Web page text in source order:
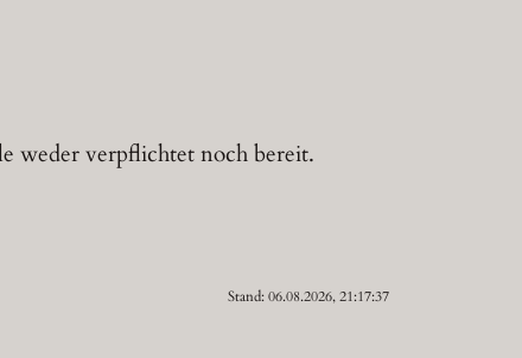
weder verpflichtet noch bereit.
Stand: 06.08.2026, 21:17:37